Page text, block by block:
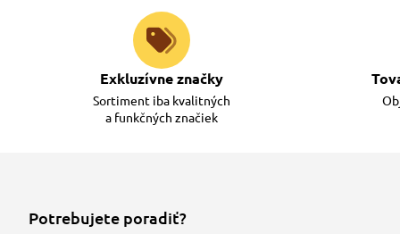
Exkluzívne značky
Sortiment iba kvalitných
a funkčných značiek
Potrebujete poradiť?